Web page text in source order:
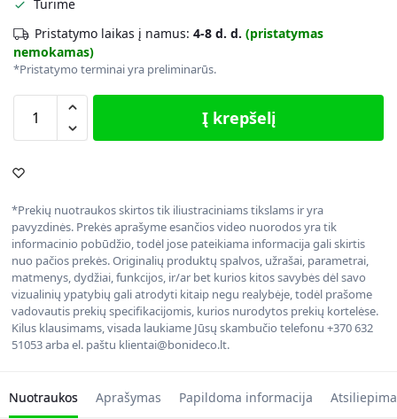
Turime
Pristatymo laikas į namus: 4-8 d. d. (pristatymas
nemokamas)
*Pristatymo terminai yra preliminarūs.
Į krepšelį
*Prekių nuotraukos skirtos tik iliustraciniams tikslams ir yra
pavyzdinės. Prekės aprašyme esančios video nuorodos yra tik
informacinio pobūdžio, todėl jose pateikiama informacija gali skirtis
nuo pačios prekės. Originalių produktų spalvos, užrašai, parametrai,
matmenys, dydžiai, funkcijos, ir/ar bet kurios kitos savybės dėl savo
vizualinių ypatybių gali atrodyti kitaip negu realybėje, todėl prašome
vadovautis prekių specifikacijomis, kurios nurodytos prekių kortelėse.
Kilus klausimams, visada laukiame Jūsų skambučio telefonu +370 632
51053 arba el. paštu klientai@bonideco.lt.
Nuotraukos Aprašymas Papildoma informacija